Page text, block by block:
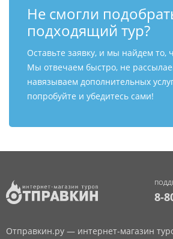
Не смогли
подходящий тур?
Оставьте заявку, и мы найдем то,
Мы отвечаем быстро, не
навязываем дополнительных
попробуйте и убедитесь сами!
8-
Отправкин.ру — интернет-магазин